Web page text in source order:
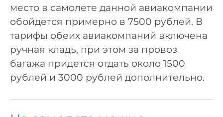
место в самолете данной авиакомпании
обойдется примерно в 7500 рублей. В
тарифы обеих авиакомпаний включена
ручная кладь, при этом за провоз
багажа придется отдать около 1500
рублей и 3000 рублей дополнительно.